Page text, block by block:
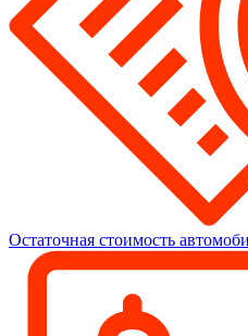
Остаточная стоимость